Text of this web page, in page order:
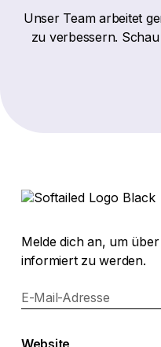
Unser Team arbeitet
zu verbessern.
Melde dich an, um
informiert zu werden.
E-Mail-Adresse
Website